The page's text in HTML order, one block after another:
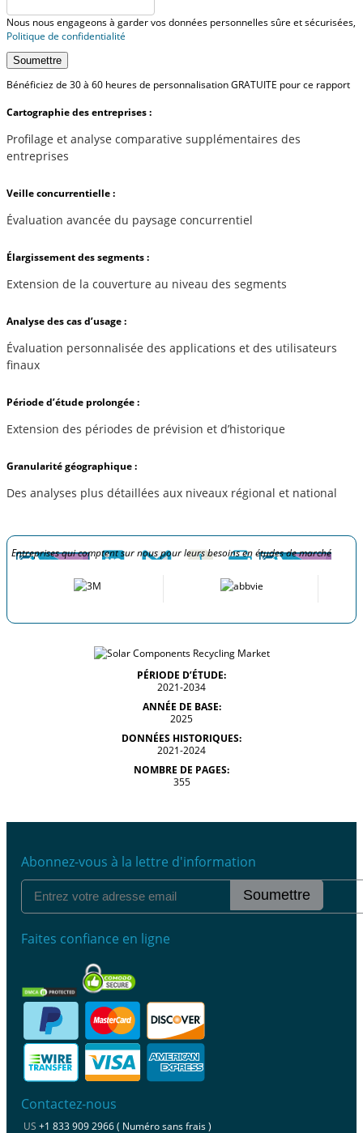
Nous nous engageons à garder vos données personnelles sûre et sécurisées,
Politique de confidentialité
Soumettre
Bénéficiez de 30 à 60 heures de personnalisation GRATUITE pour ce rapport
Cartographie des entreprises :
Profilage et analyse comparative supplémentaires des
entreprises
Veille concurrentielle :
Évaluation avancée du paysage concurrentiel
Élargissement des segments :
Extension de la couverture au niveau des segments
Analyse des cas d’usage :
Évaluation personnalisée des applications et des utilisateurs
finaux
Période d’étude prolongée :
Extension des périodes de prévision et d’historique
Granularité géographique :
Des analyses plus détaillées aux niveaux régional et national
Entreprises qui comptent sur nous pour leurs besoins en études de marché
PÉRIODE D’ÉTUDE:
2021-2034
ANNÉE DE BASE:
2025
DONNÉES HISTORIQUES:
2021-2024
NOMBRE DE PAGES:
355
Abonnez-vous à la lettre d'information
Soumettre
Faites confiance en ligne
Contactez-nous
US +1 833 909 2966 ( Numéro sans frais )